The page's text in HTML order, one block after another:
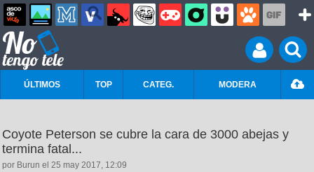
ÚLTIMOS TOP CATEG. MODERA
Coyote Peterson se cubre la cara de 3000 abejas y
termina fatal...
por Burun el 25 may 2017, 12:09